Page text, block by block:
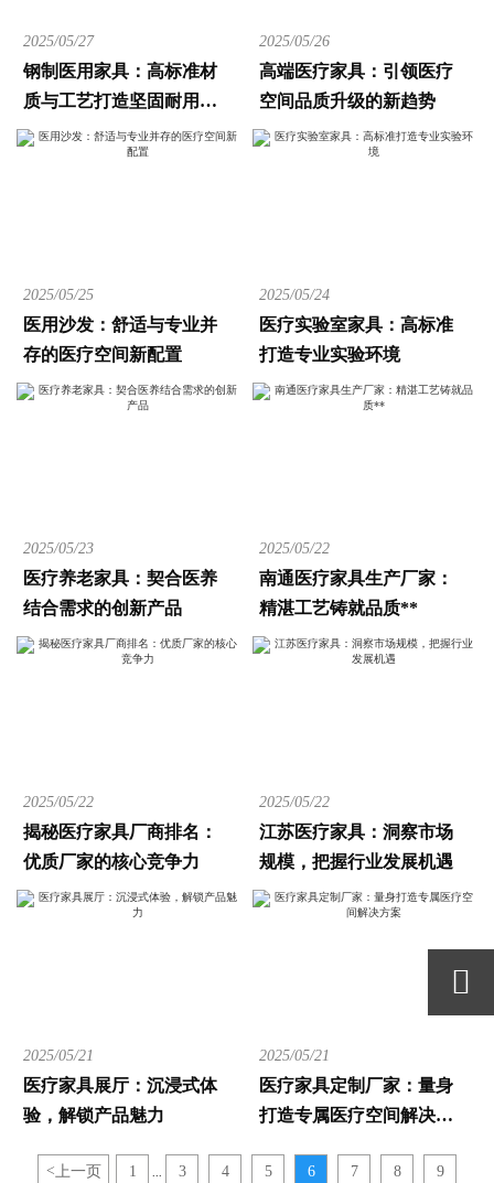
2025/05/27
钢制医用家具：高标准材
质与工艺打造坚固耐用之
选
2025/05/26
高端医疗家具：引领医疗
空间品质升级的新趋势
2025/05/25
医用沙发：舒适与专业并
存的医疗空间新配置
2025/05/24
医疗实验室家具：高标准
打造专业实验环境
2025/05/23
医疗养老家具：契合医养
结合需求的创新产品
2025/05/22
南通医疗家具生产厂家：
精湛工艺铸就品质**
2025/05/22
揭秘医疗家具厂商排名：
优质厂家的核心竞争力
2025/05/22
江苏医疗家具：洞察市场
规模，把握行业发展机遇
2025/05/21
医疗家具展厅：沉浸式体
验，解锁产品魅力
2025/05/21
医疗家具定制厂家：量身
打造专属医疗空间解决方
<上一页 1 ... 3 4 5 6 7 8 9
